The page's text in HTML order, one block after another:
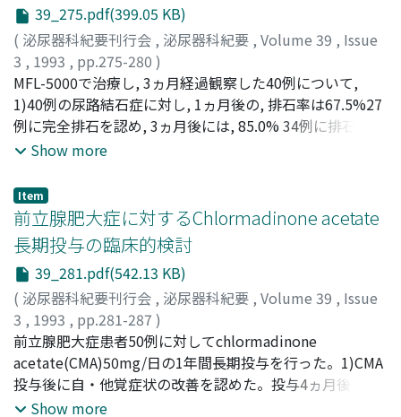
39_275.pdf(399.05 KB)
( 泌尿器科紀要刊行会 , 泌尿器科紀要 , Volume 39 , Issue
3 , 1993 , pp.275-280 )
羽田野, 幸夫;水本, 裕之;瀧, 知弘;三井, 健司;野々村, 仁志
平岩, 親輔;山田, 芳彰;本多, 靖明;深津, 英捷;瀬川, 昭夫;
Hatano, Yukio;Mizumoto, Hiroyuki;Taki, Yomohiro
Mitsui, Kenji;Nonomura, Hitoshi
Segawa, Akio
MFL-5000で治療し, 3ヵ月経過観察した40例について,
1)40例の尿路結石症に対し, 1ヵ月後の, 排石率は67.5%27
例に完全排石を認め, 3ヵ月後には, 85.0% 34例に排石率は
上昇した。2)40例に対し1例のみ硬膜外麻酔を行い, 無麻
与のみにて対処し, 十分に除痛効果をえられた。3)治療を
必要とした重篤な副作用は認めなかった
Show more
Item
前立腺肥大症に対するChlormadinone acetate
長期投与の臨床的検討
39_281.pdf(542.13 KB)
( 泌尿器科紀要刊行会 , 泌尿器科紀要 , Volume 39 , Issue
3 , 1993 , pp.281-287 )
古川, 利有;柳谷, 仁志;高島, 徹;東野, 一郎;工藤, 達也
木, 唯司;三国, 恒靖;城戸, 啓治;津久井, 厚;八木橋, 勇治;
相馬, 博;川嶋, 修;大橋, 弘実;Kogawa, Toshiari;Yanagiya,
Hitoshi; Takashima, Tohru
前立腺肥大症患者50例に対してchlormadinone
acetate(CMA)50mg/日の1年間長期投与を行った。1)CMA
投与後に自・他覚症状の改善を認めた。投与4ヵ月後と12
ヵ月後の比較から, 概して4ヵ月以降の継続投与により一層
Show more